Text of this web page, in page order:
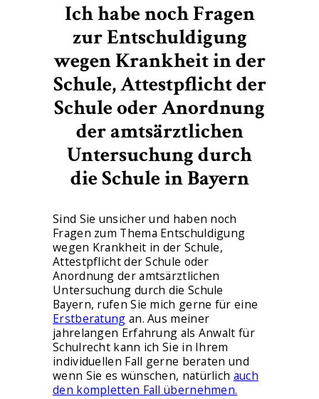
Ich habe noch Fragen
zur Entschuldigung
wegen Krankheit in der
Schule, Attestpflicht der
Schule oder Anordnung
der amtsärztlichen
Untersuchung durch
die Schule in Bayern
Sind Sie unsicher und haben noch
Fragen zum Thema Entschuldigung
wegen Krankheit in der Schule,
Attestpflicht der Schule oder
Anordnung der amtsärztlichen
Untersuchung durch die Schule
Bayern, rufen Sie mich gerne für eine
Erstberatung an. Aus meiner
jahrelangen Erfahrung als Anwalt für
Schulrecht kann ich Sie in Ihrem
individuellen Fall gerne beraten und
wenn Sie es wünschen, natürlich auch
den kompletten Fall übernehmen.